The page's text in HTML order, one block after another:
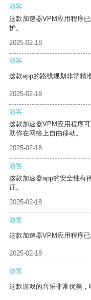
游客
这款加速器VPM应用程序
护。
2025-02-18
游客
这款app的路线规划非常精
2025-02-18
游客
这款加速器VPM应用程序
助你在网络上自由移动。
2025-02-18
游客
这款加速器app的安全性有
证。
2025-02-18
游客
这款加速器VPM应用程序
2025-02-18
游客
这款游戏的音乐非常优美，